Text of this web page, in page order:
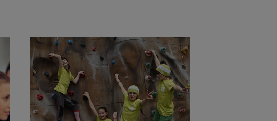
indoor München
indoor Gilching
Taktikcoaching indoor München